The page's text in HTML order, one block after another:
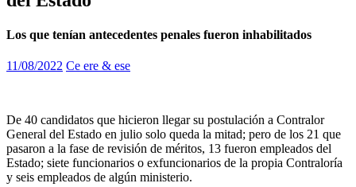
Los que tenían antecedentes penales fueron inhabilitados
11/08/2022 Ce ere & ese
De 40 candidatos que hicieron llegar su postulación a Contralor
General del Estado en julio solo queda la mitad; pero de los 21 que
pasaron a la fase de revisión de méritos, 13 fueron empleados del
Estado; siete funcionarios o exfuncionarios de la propia Contraloría
y seis empleados de algún ministerio.